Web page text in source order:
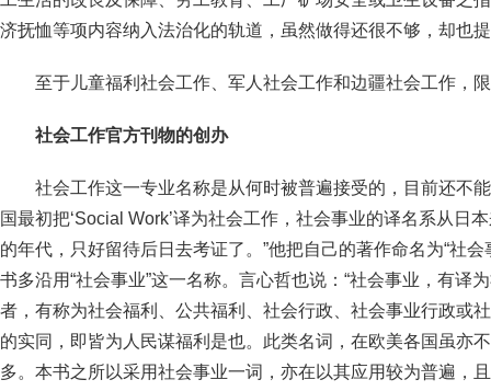
济抚恤等项内容纳入法治化的轨道，虽然做得还很不够，却也
至于儿童福利社会工作、军人社会工作和边疆社会工作，
社会工作官方刊物的创办
社会工作这一专业名称是从何时被普遍接受的，目前还不
国最初把‘Social Work’译为社会工作，社会事业的译名系从日
的年代，只好留待后日去考证了。”他把自己的著作命名为“社
书多沿用“社会事业”这一名称。言心哲也说：“社会事业，有译
者，有称为社会福利、公共福利、社会行政、社会事业行政或
的实同，即皆为人民谋福利是也。此类名词，在欧美各国虽亦
多。本书之所以采用社会事业一词，亦在以其应用较为普遍，